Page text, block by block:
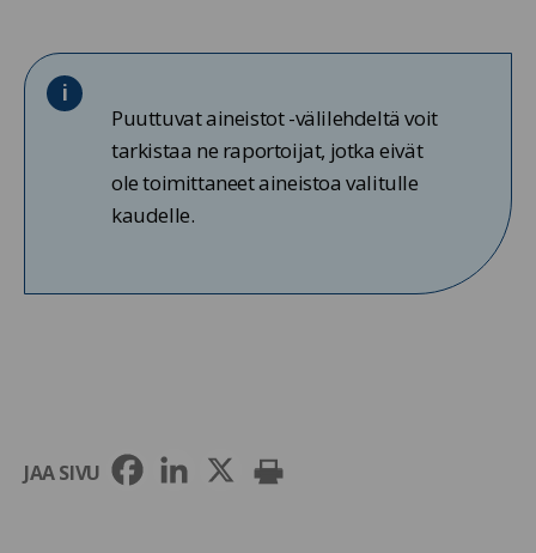
Puuttuvat aineistot -välilehdeltä voit
tarkistaa ne raportoijat, jotka eivät
ole toimittaneet aineistoa valitulle
kaudelle.
JAA SIVU